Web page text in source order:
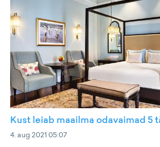
Kust leiab maailma odavaimad 5
4. aug 2021 05:07